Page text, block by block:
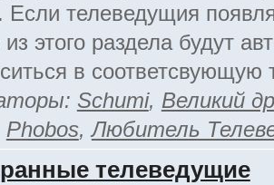
Если телеведущия
этого раздела будут
в соответсвующую
Schumi, Великий
Phobos,Любитель
телеведущие